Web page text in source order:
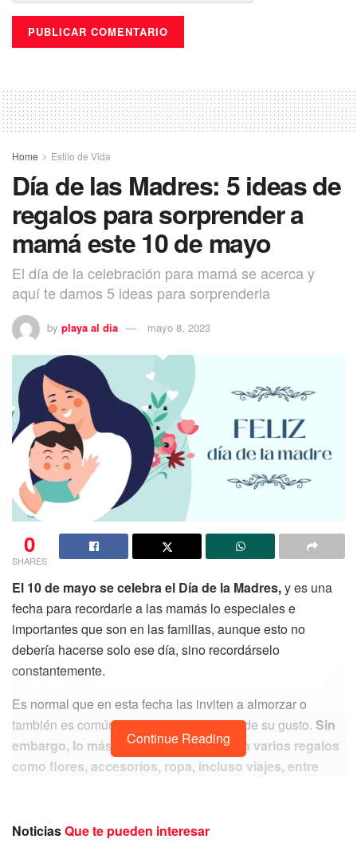
Home Estilo de Vida
Día de las Madres: 5 ideas de
regalos para sorprender a
mamá este 10 de mayo
El día de la celebración para mamá se acerca y
aquí te damos 5 ideas para sorprenderla
by playa al dia mayo 8, 2023
0
SHARES
El 10 de mayo se celebra el Día de la Madres,y es una
fecha para recordarle a las mamás lo especiales e
importantes que son en las familias, aunque esto no
debería hacerse solo ese día, sino recordárselo
constantemente.
Es normal que en esta fecha las inviten a almorzar o
también es común hacer un plan familiar de su gusto. Sin
embargo, lo más normal es que reciban varios regalos
como flores, accesorios, ropa, incluso viajes, entre
Continue Reading
NoticiasQue te pueden interesar